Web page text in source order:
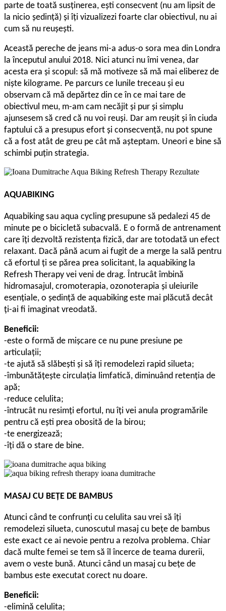
parte de toată susținerea, ești consecvent (nu am lipsit de
la nicio ședință) și îți vizualizezi foarte clar obiectivul, nu ai
cum să nu reușești.
Această pereche de jeans mi-a adus-o sora mea din Londra
la începutul anului 2018. Nici atunci nu îmi venea, dar
acesta era și scopul: să mă motiveze să mă mai eliberez de
niște kilograme. Pe parcurs ce lunile treceau și eu
observam că mă depărtez din ce în ce mai tare de
obiectivul meu, m-am cam necăjit și pur și simplu
ajunsesem să cred că nu voi reuși. Dar am reușit și în ciuda
faptului că a presupus efort și consecvență, nu pot spune
că a fost atât de greu pe cât mă așteptam. Uneori e bine să
schimbi puțin strategia.
AQUABIKING
Aquabiking sau aqua cycling presupune să pedalezi 45 de
minute pe o bicicletă subacvală. E o formă de antrenament
care îţi dezvoltă rezistenţa fizică, dar are totodată un efect
relaxant. Dacă până acum ai fugit de a merge la sală pentru
că efortul ţi se părea prea solicitant, la aquabiking la
Refresh Therapy vei veni de drag. Întrucât îmbină
hidromasajul, cromoterapia, ozonoterapia şi uleiurile
esenţiale, o şedinţă de aquabiking este mai plăcută decât
ţi-ai fi imaginat vreodată.
Beneficii:
-este o formă de mişcare ce nu pune presiune pe
articulaţii;
-te ajută să slăbeşti şi să îţi remodelezi rapid silueta;
-îmbunătăţeşte circulaţia limfatică, diminuând retenţia de
apă;
-reduce celulita;
-întrucât nu resimţi efortul, nu îţi vei anula programările
pentru că eşti prea obosită de la birou;
-te energizează;
-îţi dă o stare de bine.
MASAJ CU BEŢE DE BAMBUS
Atunci când te confrunţi cu celulita sau vrei să îţi
remodelezi silueta, cunoscutul masaj cu beţe de bambus
este exact ce ai nevoie pentru a rezolva problema. Chiar
dacă multe femei se tem să îl încerce de teama durerii,
avem o veste bună. Atunci când un masaj cu beţe de
bambus este executat corect nu doare.
Beneficii:
-elimină celulita;